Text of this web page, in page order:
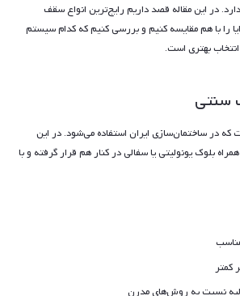
در این مقاله قصد داریم رایج‌ترین انواع سقف
را با هم مقایسه کنیم و بررسی کنیم که کدام سیستم
بهتری است.
سنتی
در ساختمان‌سازی ایران استفاده می‌شود. در این
بلوک یونولیتی یا سفالی در کنار هم قرار گرفته و با
کمتر
نسبت به روش‌های مدرن